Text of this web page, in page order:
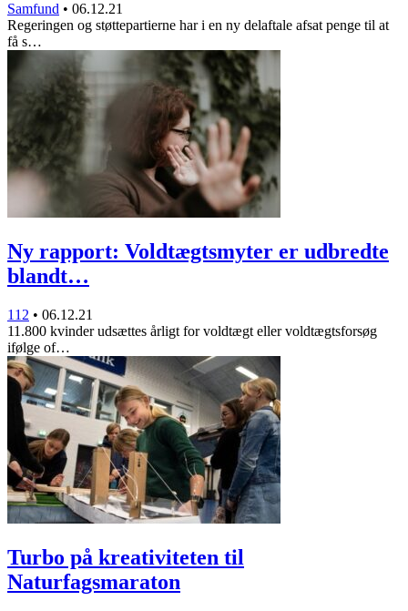
Samfund • 06.12.21
Regeringen og støttepartierne har i en ny delaftale afsat penge til at
få s…
Ny rapport: Voldtægtsmyter er udbredte
blandt…
112 • 06.12.21
11.800 kvinder udsættes årligt for voldtægt eller voldtægtsforsøg
ifølge of…
Turbo på kreativiteten til
Naturfagsmaraton